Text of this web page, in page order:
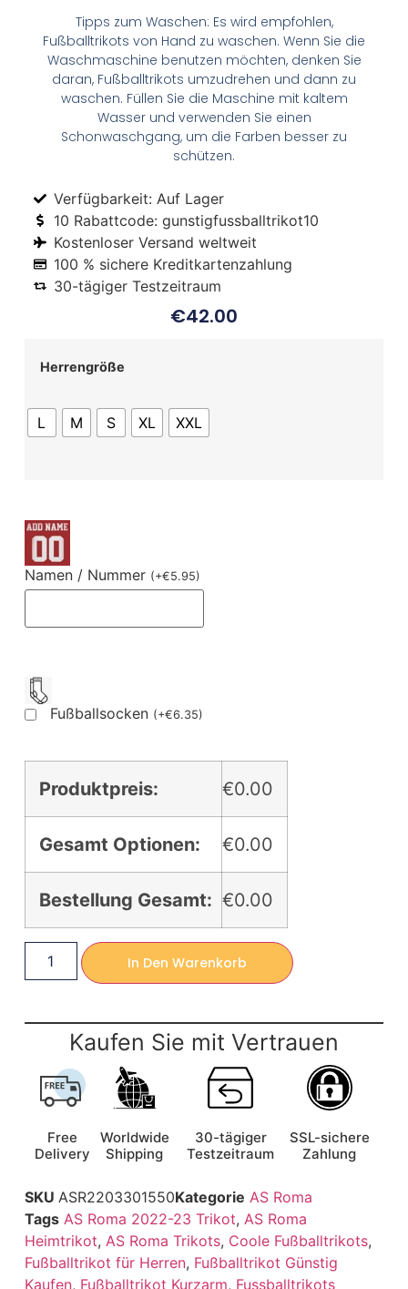
Tipps zum Waschen: Es wird empfohlen,
Fußballtrikots von Hand zu waschen. Wenn Sie die
Waschmaschine benutzen möchten, denken Sie
daran, Fußballtrikots umzudrehen und dann zu
waschen. Füllen Sie die Maschine mit kaltem
Wasser und verwenden Sie einen
Schonwaschgang, um die Farben besser zu
schützen.
Verfügbarkeit: Auf Lager
10 Rabattcode: gunstigfussballtrikot10
Kostenloser Versand weltweit
100 % sichere Kreditkartenzahlung
30-tägiger Testzeitraum
€42.00
Herrengröße
L M S XL XXL
Namen / Nummer (+€5.95)
Fußballsocken (+€6.35)
Produktpreis: €0.00
Gesamt Optionen: €0.00
Bestellung Gesamt: €0.00
In Den Warenkorb
Kaufen Sie mit Vertrauen
Free
Delivery
Worldwide
Shipping
30-tägiger
Testzeitraum
SSL-sichere
Zahlung
SKU ASR2203301550Kategorie AS Roma
Tags AS Roma 2022-23 Trikot, AS Roma
Heimtrikot, AS Roma Trikots, Coole Fußballtrikots,
Fußballtrikot für Herren, Fußballtrikot Günstig
Kaufen, Fußballtrikot Kurzarm, Fussballtrikots